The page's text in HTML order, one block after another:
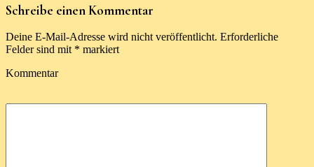
Schreibe einen Kommentar
Deine E-Mail-Adresse wird nicht veröffentlicht. Erforderliche
Felder sind mit * markiert
Kommentar